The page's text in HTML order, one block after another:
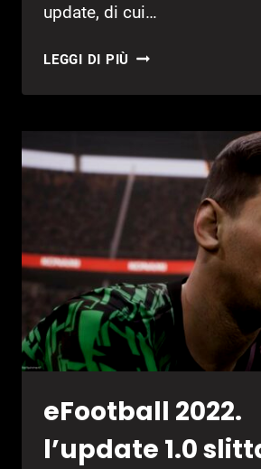
update, di cui…
LEGGI DI PIÙ EFOOTBALL
ANNUNCIATO
KONAMI
eFootball 2022.
l’update 1.0